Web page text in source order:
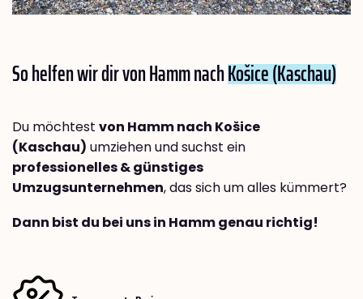
So helfen wir dir von Hamm nachKošice (Kaschau)
Du möchtest von Hamm nach Košice
(Kaschau) umziehen und suchst ein
professionelles & günstiges
Umzugsunternehmen, das sich um alles kümmert?
Dann bist du bei uns in Hamm genau richtig!